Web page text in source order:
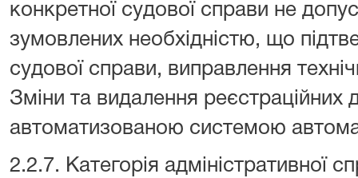
конкретної судової справи не
зумовлених необхідністю, що
судової справи, виправлення
Зміни та видалення реєстраційних
автоматизованою системою
2.2.7. Категорія адміністративної